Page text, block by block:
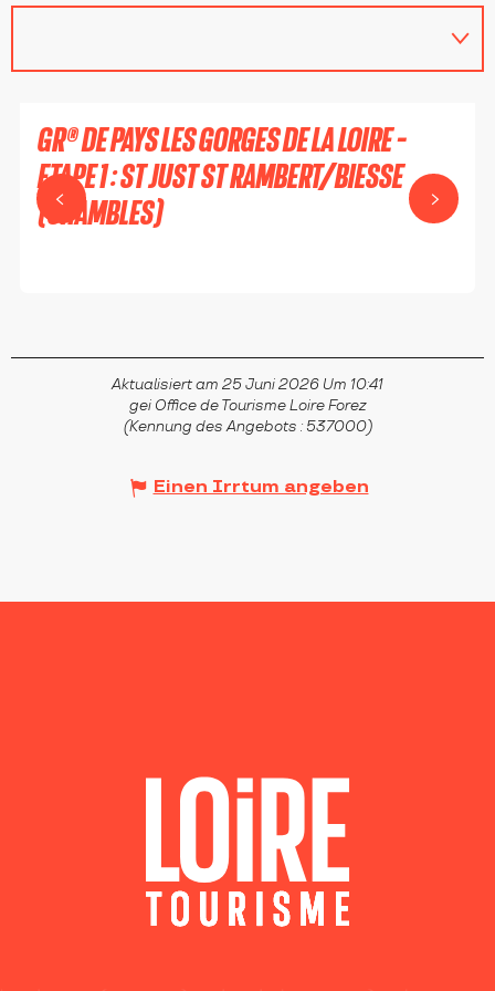
GR® DE PAYS LES GORGES DE LA LOIRE -
ETAPE 1 : ST JUST ST RAMBERT/BIESSE
(CHAMBLES)
Aktualisiert am 25 Juni 2026 Um 10:41
gei Office de Tourisme Loire Forez
(Kennung des Angebots : 537000)
Einen Irrtum angeben